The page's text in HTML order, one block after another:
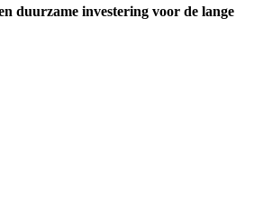
duurzame investering voor de lange